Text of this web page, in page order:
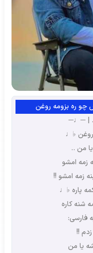
ره بزومه روغن
─♩─ |
♭♩
من ..
زمه امشو
زمه امشو !!
پاره ♭♩
شنه کاره
فارسی:
!!
یا من